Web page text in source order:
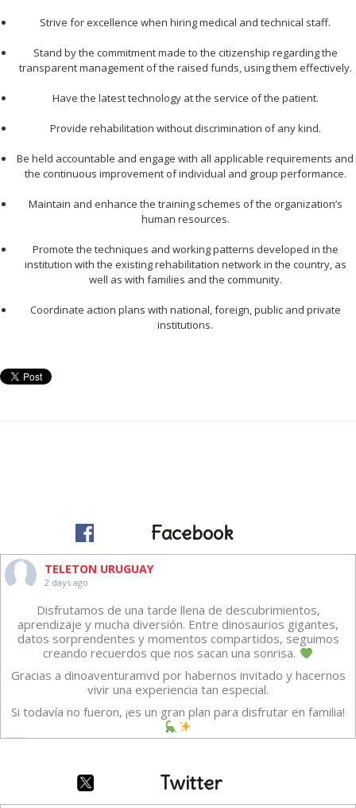
Strive for excellence when hiring medical and technical staff.
Stand by the commitment made to the citizenship regarding the
transparent management of the raised funds, using them effectively.
Have the latest technology at the service of the patient.
Provide rehabilitation without discrimination of any kind.
Be held accountable and engage with all applicable requirements and
the continuous improvement of individual and group performance.
Maintain and enhance the training schemes of the organization’s
human resources.
Promote the techniques and working patterns developed in the
institution with the existing rehabilitation network in the country, as
well as with families and the community.
Coordinate action plans with national, foreign, public and private
institutions.
Facebook
TELETON URUGUAY
2 days ago
Disfrutamos de una tarde llena de descubrimientos,
aprendizaje y mucha diversión. Entre dinosaurios gigantes,
datos sorprendentes y momentos compartidos, seguimos
creando recuerdos que nos sacan una sonrisa.
Gracias a dinoaventuramvd por habernos invitado y hacernos
vivir una experiencia tan especial.
Si todavía no fueron, ¡es un gran plan para disfrutar en familia!
· Compartir Twitter